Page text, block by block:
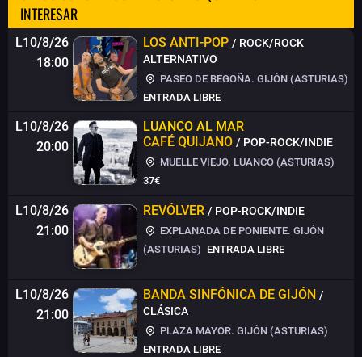
INTERESAR
L10/8/26
18:00
LOS ANTI-POP / ROCK/ROCK
ALTERNATIVO
PASEO DE BEGOÑA. GIJÓN (ASTURIAS)
ENTRADA LIBRE
L10/8/26
20:00
LUANCO AL MAR
CAFÉ QUIJANO / POP-ROCK/INDIE
MUELLE VIEJO. LUANCO (ASTURIAS)
37€
L10/8/26
21:00
REVÓLVER / POP-ROCK/INDIE
EXPLANADA DE PONIENTE. GIJÓN
(ASTURIAS) ENTRADA LIBRE
L10/8/26
21:00
BANDA SINFÓNICA DE GIJÓN /
CLÁSICA
PLAZA MAYOR. GIJÓN (ASTURIAS)
ENTRADA LIBRE